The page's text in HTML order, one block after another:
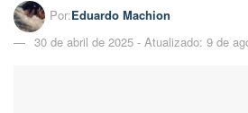
Por:Eduardo Machion
30 de abril de 2025 - Atualizado: 9 de